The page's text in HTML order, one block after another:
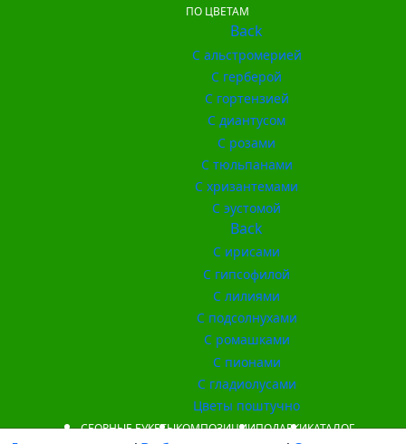
ПО ЦВЕТАМ
Back
С альстромерией
С герберой
С гортензией
С диантусом
С розами
С тюльпанами
С хризантемами
С эустомой
Back
С ирисами
С гипсофилой
С лилиями
С подсолнухами
С ромашками
С пионами
С гладиолусами
Цветы поштучно
СБОРНЫЕ БУКЕТЫКОМПОЗИЦИИПОДАРКИКАТАЛОГ